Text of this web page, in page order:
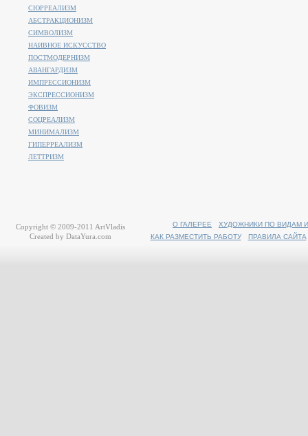
СЮРРЕАЛИЗМ
АБСТРАКЦИОНИЗМ
СИМВОЛИЗМ
НАИВНОЕ ИСКУССТВО
ПОСТМОДЕРНИЗМ
АВАНГАРДИЗМ
ИМПРЕССИОНИЗМ
ЭКСПРЕССИОНИЗМ
ФОВИЗМ
СОЦРЕАЛИЗМ
МИНИМАЛИЗМ
ГИПЕРРЕАЛИЗМ
ЛЕТТРИЗМ
О ГАЛЕРЕЕ
ХУДОЖНИКИ ПО ВИДАМ
КАК РАЗМЕСТИТЬ РАБОТУ
ПРАВИЛА САЙТА
Copyright © 2009-2011 ArtVladis
Created by DataYura.com